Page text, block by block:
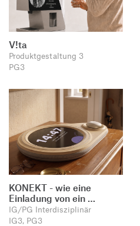
V!ta
Produktgestaltung 3
PG3
KONEKT - wie eine
Einladung von ein …
IG/PG Interdisziplinär
IG3, PG3